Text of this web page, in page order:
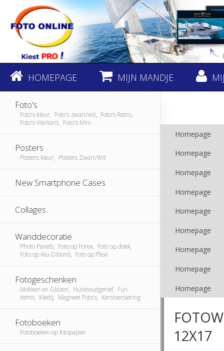
HOMEPAGE MIJN MANDJE
Foto's
Foto's kleur, Foto's zwart/wit, Foto's Retro,
Foto's Vierkant, Foto's Mini
Posters
Posters kleur, Posters Zwart/Wit
New Smartphone Cases
Collages
Wanddecoratie
Photo Panels, Foto op Forex, Foto op doek,
Foto op Alu-Dibond, Foto op Plexi
Fotogeschenken
Mokken en Glazen, Huishoudgerief, Fun
Items, Kledij, Magneet Foto's, Kerstversiering
Fotoboeken
Fotoboeken op fotopapier
Homepage
Homepage
Homepage
Homepage
Homepage
Homepage
Homepage
Homepage
Homepage
12X17